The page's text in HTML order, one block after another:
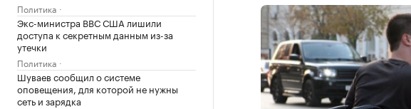
Политика
Экс-министра ВВС США лишили
доступа к секретным данным из-за
утечки
Политика
Шуваев сообщил о системе
оповещения, для которой не нужны
сеть и зарядка